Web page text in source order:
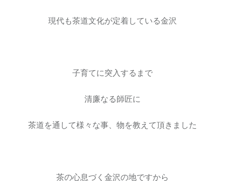
現代も茶道文化が定着している金沢
子育てに突入するまで
清廉なる師匠に
茶道を通して様々な事、物を教えて頂きました
茶の心息づく金沢の地ですから